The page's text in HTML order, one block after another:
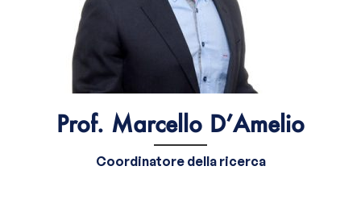
Prof. Marcello D’Amelio
Coordinatore della ricerca